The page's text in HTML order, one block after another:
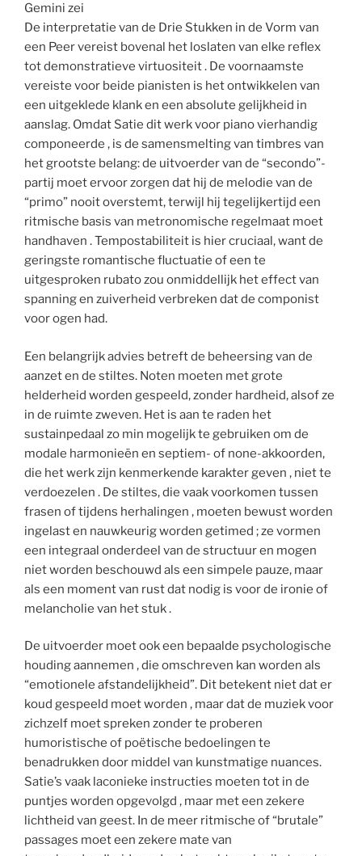
Gemini zei
De interpretatie van de Drie Stukken in de Vorm van
een Peer vereist bovenal het loslaten van elke reflex
tot demonstratieve virtuositeit . De voornaamste
vereiste voor beide pianisten is het ontwikkelen van
een uitgeklede klank en een absolute gelijkheid in
aanslag. Omdat Satie dit werk voor piano vierhandig
componeerde , is de samensmelting van timbres van
het grootste belang: de uitvoerder van de “secondo”-
partij moet ervoor zorgen dat hij de melodie van de
“primo” nooit overstemt, terwijl hij tegelijkertijd een
ritmische basis van metronomische regelmaat moet
handhaven . Tempostabiliteit is hier cruciaal, want de
geringste romantische fluctuatie of een te
uitgesproken rubato zou onmiddellijk het effect van
spanning en zuiverheid verbreken dat de componist
voor ogen had.
Een belangrijk advies betreft de beheersing van de
aanzet en de stiltes. Noten moeten met grote
helderheid worden gespeeld, zonder hardheid, alsof ze
in de ruimte zweven. Het is aan te raden het
sustainpedaal zo min mogelijk te gebruiken om de
modale harmonieën en septiem- of none-akkoorden,
die het werk zijn kenmerkende karakter geven , niet te
verdoezelen . De stiltes, die vaak voorkomen tussen
frasen of tijdens herhalingen , moeten bewust worden
ingelast en nauwkeurig worden getimed ; ze vormen
een integraal onderdeel van de structuur en mogen
niet worden beschouwd als een simpele pauze, maar
als een moment van rust dat nodig is voor de ironie of
melancholie van het stuk .
De uitvoerder moet ook een bepaalde psychologische
houding aannemen , die omschreven kan worden als
“emotionele afstandelijkheid”. Dit betekent niet dat er
koud gespeeld moet worden , maar dat de muziek voor
zichzelf moet spreken zonder te proberen
humoristische of poëtische bedoelingen te
benadrukken door middel van kunstmatige nuances.
Satie’s vaak laconieke instructies moeten tot in de
puntjes worden opgevolgd , maar met een zekere
lichtheid van geest. In de meer ritmische of “brutale”
passages moet een zekere mate van